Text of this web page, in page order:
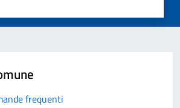
frequenti